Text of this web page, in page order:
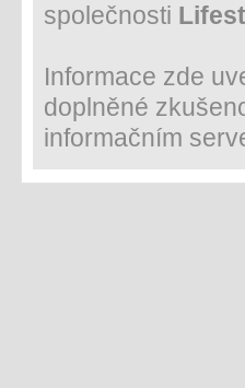
společnosti
Informace zde
doplněné
informačním